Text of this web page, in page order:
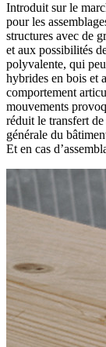
Introduit sur le
pour les
structures avec de
et aux possibilités
polyvalente, qui
hybrides en bois et
comportement
mouvements
réduit le transfert
générale du
Et en cas